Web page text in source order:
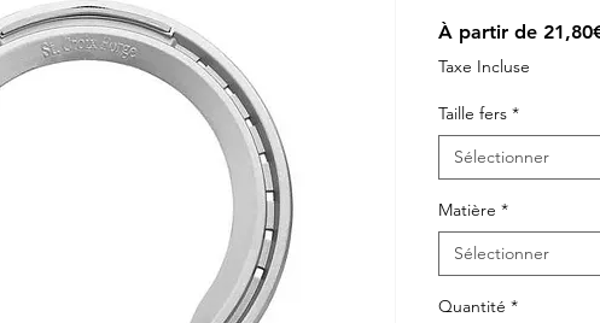
À partir de
Taxe Incluse
Taille fers *
Sélectionner
Matière *
Sélectionner
Quantité *